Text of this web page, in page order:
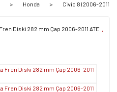
Honda Civic 8 (2006-2011)